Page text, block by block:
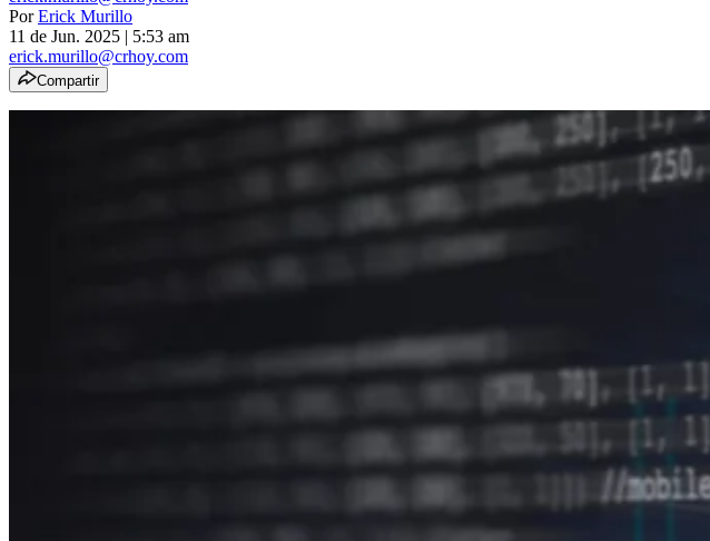
PorErick Murillo
11 de Jun. 2025 | 5:53 am
erick.murillo@crhoy.com
Compartir